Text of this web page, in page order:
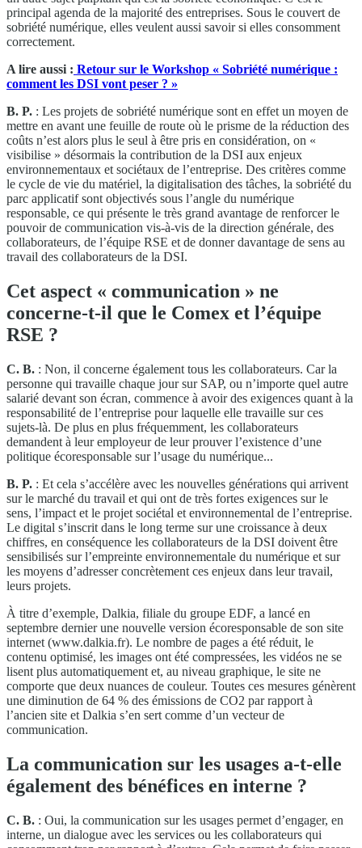
principal agenda de la majorité des entreprises. Sous le couvert de
sobriété numérique, elles veulent aussi savoir si elles consomment
correctement.
A lire aussi : Retour sur le Workshop « Sobriété numérique :
comment les DSI vont peser ? »
B. P. : Les projets de sobriété numérique sont en effet un moyen de
mettre en avant une feuille de route où le prisme de la réduction des
coûts n’est alors plus le seul à être pris en considération, on «
visibilise » désormais la contribution de la DSI aux enjeux
environnementaux et sociétaux de l’entreprise. Des critères comme
le cycle de vie du matériel, la digitalisation des tâches, la sobriété du
parc applicatif sont objectivés sous l’angle du numérique
responsable, ce qui présente le très grand avantage de renforcer le
pouvoir de communication vis-à-vis de la direction générale, des
collaborateurs, de l’équipe RSE et de donner davantage de sens au
travail des collaborateurs de la DSI.
Cet aspect « communication » ne
concerne-t-il que le Comex et l’équipe
RSE ?
C. B. : Non, il concerne également tous les collaborateurs. Car la
personne qui travaille chaque jour sur SAP, ou n’importe quel autre
salarié devant son écran, commence à avoir des exigences quant à la
responsabilité de l’entreprise pour laquelle elle travaille sur ces
sujets-là. De plus en plus fréquemment, les collaborateurs
demandent à leur employeur de leur prouver l’existence d’une
politique écoresponsable sur l’usage du numérique...
B. P. : Et cela s’accélère avec les nouvelles générations qui arrivent
sur le marché du travail et qui ont de très fortes exigences sur le
sens, l’impact et le projet sociétal et environnemental de l’entreprise.
Le digital s’inscrit dans le long terme sur une croissance à deux
chiffres, en conséquence les collaborateurs de la DSI doivent être
sensibilisés sur l’empreinte environnementale du numérique et sur
les moyens d’adresser concrètement ces enjeux dans leur travail,
leurs projets.
À titre d’exemple, Dalkia, filiale du groupe EDF, a lancé en
septembre dernier une nouvelle version écoresponsable de son site
internet (www.dalkia.fr). Le nombre de pages a été réduit, le
contenu optimisé, les images ont été compressées, les vidéos ne se
lisent plus automatiquement et, au niveau graphique, le site ne
comporte que deux nuances de couleur. Toutes ces mesures génèrent
une diminution de 64 % des émissions de CO2 par rapport à
l’ancien site et Dalkia s’en sert comme d’un vecteur de
communication.
La communication sur les usages a-t-elle
également des bénéfices en interne ?
C. B. : Oui, la communication sur les usages permet d’engager, en
interne, un dialogue avec les services ou les collaborateurs qui